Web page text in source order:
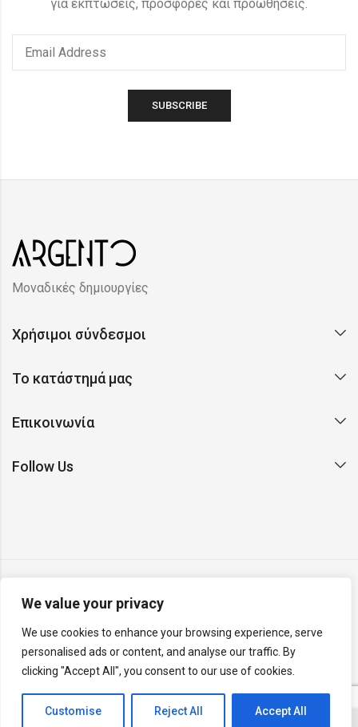
We value your privacy
We use cookies to enhance your browsing experience, serve
personalised ads or content, and analyse our traffic. By
clicking "Accept All", you consent to our use of cookies.
Customise Reject All Accept All
για εκπτώσεις, προσφορές και προωθήσεις.
Μοναδικές δημιουργίες
Χρήσιμοι σύνδεσμοι
Το κατάστημά μας
Επικοινωνία
Follow Us
on Earth by Rainbyte Studio.Report a website issue
v26.04.26.R